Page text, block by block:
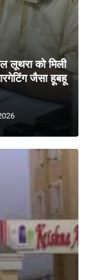
लूथरा को मिली
जैसा हूबहू